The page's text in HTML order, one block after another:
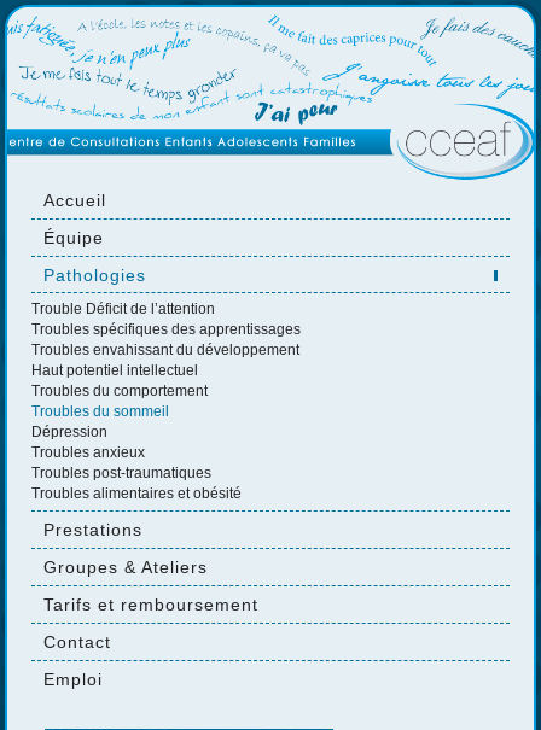
Accueil
Équipe
Pathologies
Trouble Déficit de l’attention
Troubles spécifiques des apprentissages
Troubles envahissant du développement
Haut potentiel intellectuel
Troubles du comportement
Troubles du sommeil
Dépression
Troubles anxieux
Troubles post-traumatiques
Troubles alimentaires et obésité
Prestations
Groupes & Ateliers
Tarifs et remboursement
Contact
Emploi